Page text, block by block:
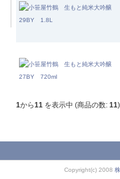
1から11 を表示中 (商品の数: 11)
Copyright(c) 2008